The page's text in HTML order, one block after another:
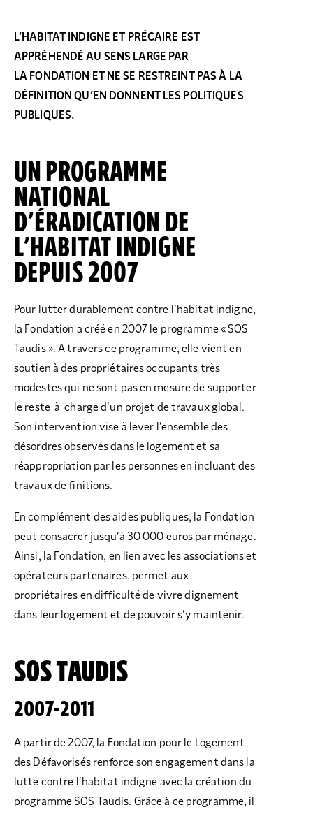
L’HABITAT INDIGNE ET PRÉCAIRE EST
APPRÉHENDÉ AU SENS LARGE PAR
LA FONDATION ET NE SE RESTREINT PAS À LA
DÉFINITION QU’EN DONNENT LES POLITIQUES
PUBLIQUES.
UN PROGRAMME
NATIONAL
D’ÉRADICATION DE
L’HABITAT INDIGNE
DEPUIS 2007
Pour lutter durablement contre l’habitat indigne,
la Fondation a créé en 2007 le programme « SOS
Taudis ». A travers ce programme, elle vient en
soutien à des propriétaires occupants très
modestes qui ne sont pas en mesure de supporter
le reste-à-charge d’un projet de travaux global.
Son intervention vise à lever l’ensemble des
désordres observés dans le logement et sa
réappropriation par les personnes en incluant des
travaux de finitions.
En complément des aides publiques, la Fondation
peut consacrer jusqu’à 30 000 euros par ménage.
Ainsi, la Fondation, en lien avec les associations et
opérateurs partenaires, permet aux
propriétaires en difficulté de vivre dignement
dans leur logement et de pouvoir s’y maintenir.
SOS TAUDIS
2007-2011
A partir de 2007, la Fondation pour le Logement
des Défavorisés renforce son engagement dans la
lutte contre l’habitat indigne avec la création du
programme SOS Taudis. Grâce à ce programme, il